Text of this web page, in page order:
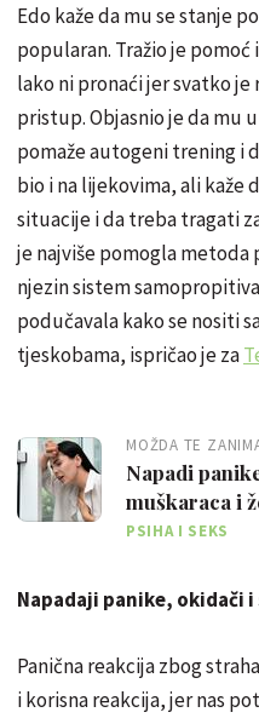
Edo kaže da mu se stanje
popularan. Tražio je
lako ni pronaći jer svatko
pristup. Objasnio je da mu
pomaže autogeni trening i
bio i na lijekovima, ali kaže
situacije i da treba tragati
je najviše pomogla metoda
njezin sistem
podučavala kako se nositi
tjeskobama, ispričao je za
MOŽDA TE
Napadi
muškaraca i
PSIHA I SEKS
Napadaji panike, okidači
Panična reakcija zbog
i korisna reakcija, jer nas